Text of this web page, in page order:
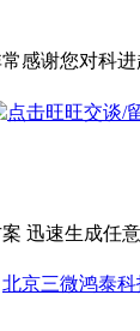
感谢您对科
迅速生成任
北京三微鸿泰科